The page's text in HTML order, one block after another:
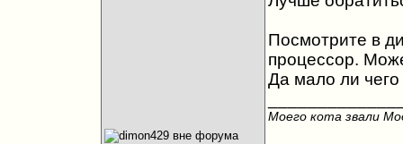
Посмотрите в
процессор.
Да мало ли
Моего кота звали